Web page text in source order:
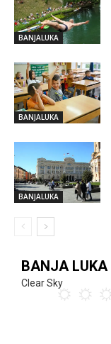
BANJALUKA
BANJALUKA
BANJALUKA
BANJA LUKA
Clear Sky